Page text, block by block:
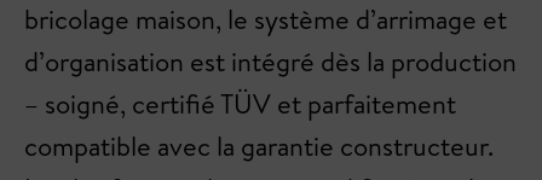
bricolage maison, le système d’arrimage et
d’organisation est intégré dès la production
– soigné, certifié TÜV et parfaitement
compatible avec la garantie constructeur.